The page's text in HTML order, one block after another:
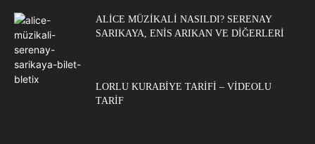
ALICE MÜZIKALI NASILDI? SERENAY
SARIKAYA, ENIS ARIKAN VE DIĞERLERI
LORLU KURABIYE TARIFI – VIDEOLU
TARIF